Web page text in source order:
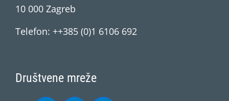
10 000 Zagreb
Telefon: ++385 (0)1 6106 692
Društvene mreže